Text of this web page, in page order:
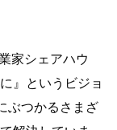
家シェアハウ
』というビジョ
ぶつかるさまざ